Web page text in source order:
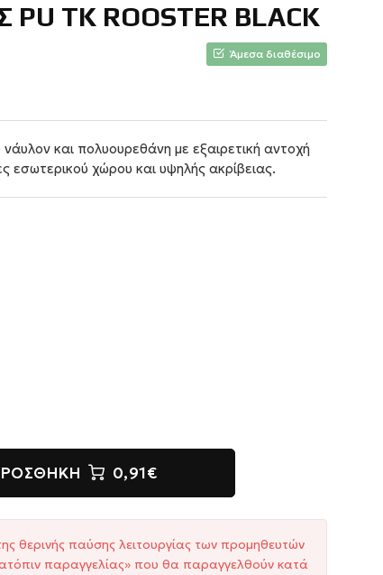
TK ROOSTER BLACK
Άμεσα διαθέσιμο
και πολυουρεθάνη με εξαιρετική αντοχή
εσωτερικού χώρου και υψηλής ακρίβειας.
0,91€
θερινής παύσης λειτουργίας των προμηθευτών
παραγγελίας» που θα παραγγελθούν κατά